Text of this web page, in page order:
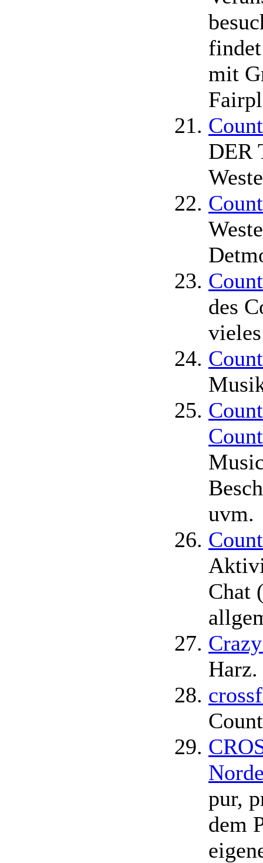
mit
DER
des
uvm.
Chat
Harz.
pur,
dem